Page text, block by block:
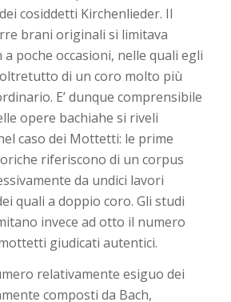
cosiddetti Kirchenlieder. Il
brani originali si limitava
poche occasioni, nelle quali egli
di un coro molto più
E’ dunque comprensibile
opere bachiahe si riveli
caso dei Mottetti: le prime
riferiscono di un corpus
da undici lavori
quali a doppio coro. Gli studi
invece ad otto il numero
giudicati autentici.
relativamente esiguo dei
composti da Bach,